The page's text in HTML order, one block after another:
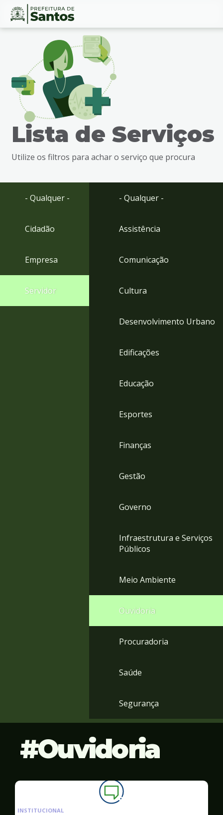
Ir
busca
Ir
Conteúdo
Lista de Serviços
Utilize os filtros para achar o serviço que procura
- Qualquer -
Cidadão
Empresa
Servidor
- Qualquer -
Assistência
Comunicação
Cultura
Desenvolvimento Urbano
Edificações
Educação
Esportes
Finanças
Gestão
Governo
Infraestrutura e Serviços
Públicos
Meio Ambiente
Ouvidoria
Procuradoria
Saúde
Segurança
Ouvidoria
Ilustração
da
INSTITUCIONAL